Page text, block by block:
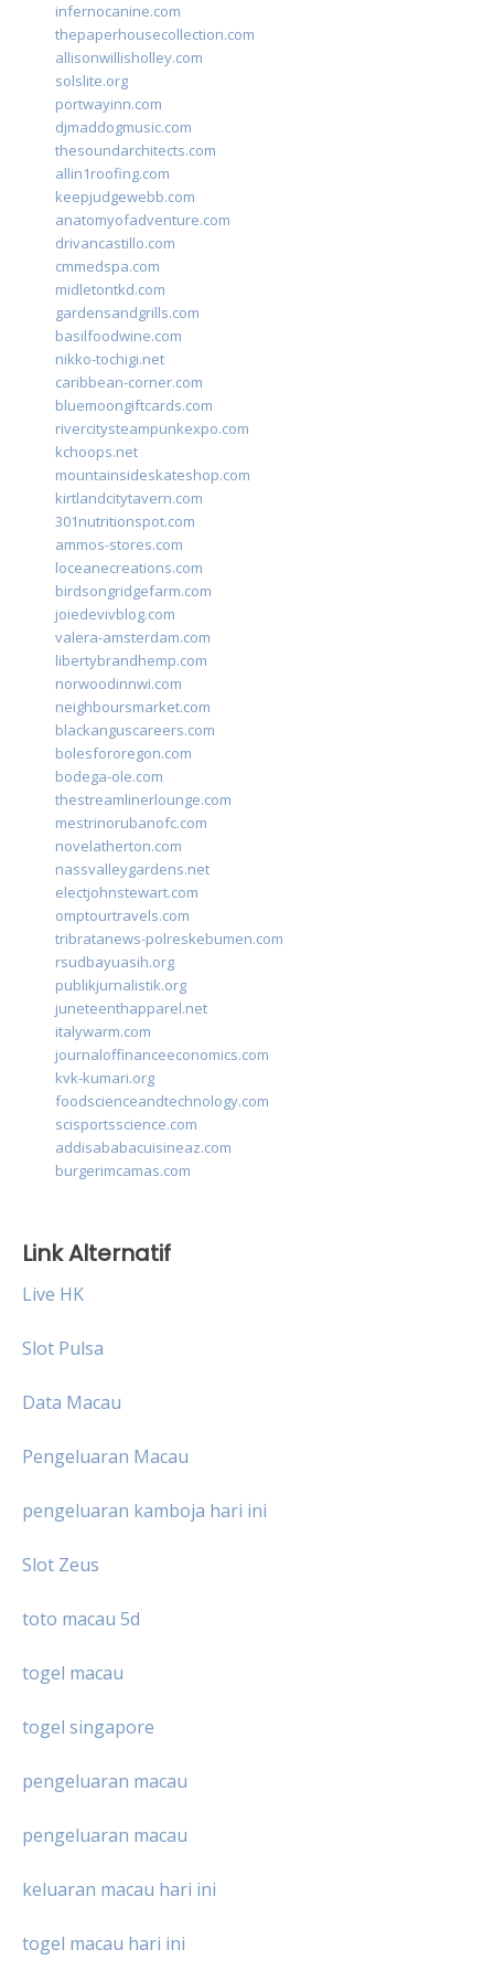
infernocanine.com
thepaperhousecollection.com
allisonwillisholley.com
solslite.org
portwayinn.com
djmaddogmusic.com
thesoundarchitects.com
allin1roofing.com
keepjudgewebb.com
anatomyofadventure.com
drivancastillo.com
cmmedspa.com
midletontkd.com
gardensandgrills.com
basilfoodwine.com
nikko-tochigi.net
caribbean-corner.com
bluemoongiftcards.com
rivercitysteampunkexpo.com
kchoops.net
mountainsideskateshop.com
kirtlandcitytavern.com
301nutritionspot.com
ammos-stores.com
loceanecreations.com
birdsongridgefarm.com
joiedevivblog.com
valera-amsterdam.com
libertybrandhemp.com
norwoodinnwi.com
neighboursmarket.com
blackanguscareers.com
bolesfororegon.com
bodega-ole.com
thestreamlinerlounge.com
mestrinorubanofc.com
novelatherton.com
nassvalleygardens.net
electjohnstewart.com
omptourtravels.com
tribratanews-polreskebumen.com
rsudbayuasih.org
publikjurnalistik.org
juneteenthapparel.net
italywarm.com
journaloffinanceeconomics.com
kvk-kumari.org
foodscienceandtechnology.com
scisportsscience.com
addisababacuisineaz.com
burgerimcamas.com
Link Alternatif
Live HK
Slot Pulsa
Data Macau
Pengeluaran Macau
pengeluaran kamboja hari ini
Slot Zeus
toto macau 5d
togel macau
togel singapore
pengeluaran macau
pengeluaran macau
keluaran macau hari ini
togel macau hari ini